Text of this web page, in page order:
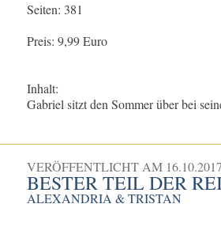
Seiten: 381
Preis: 9,99 Euro
Inhalt:
Gabriel sitzt den Sommer über bei
VERÖFFENTLICHT AM 16.10.2017
BESTER TEIL DER
ALEXANDRIA & TRISTAN